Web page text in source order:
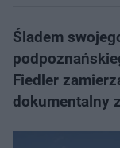
Śladem
Fiedler
dokumentalny